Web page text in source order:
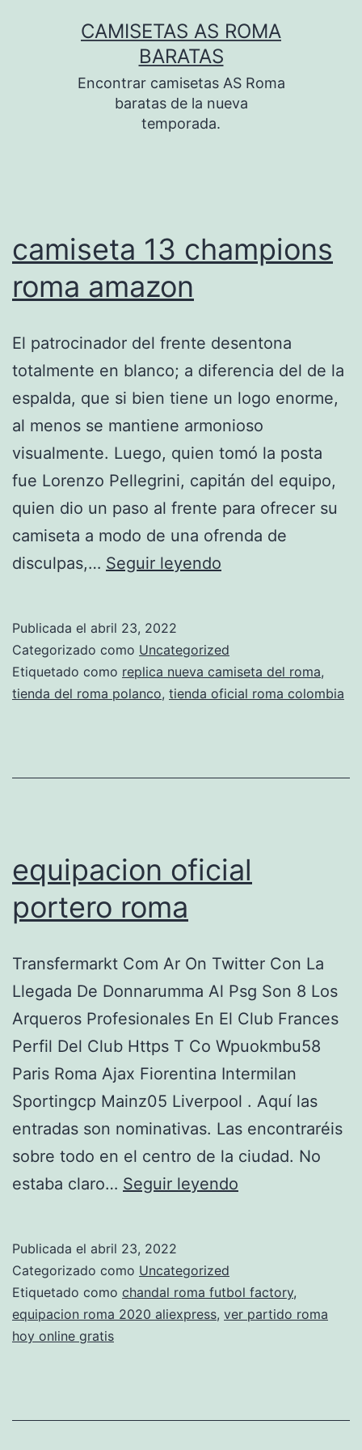
CAMISETAS AS ROMA
BARATAS
Encontrar camisetas AS Roma
baratas de la nueva
temporada.
camiseta 13 champions
roma amazon
El patrocinador del frente desentona
totalmente en blanco; a diferencia del de la
espalda, que si bien tiene un logo enorme,
al menos se mantiene armonioso
visualmente. Luego, quien tomó la posta
fue Lorenzo Pellegrini, capitán del equipo,
quien dio un paso al frente para ofrecer su
camiseta a modo de una ofrenda de
disculpas,… Seguir leyendo
roma
amazon
Publicada el abril 23, 2022
Categorizado como Uncategorized
Etiquetado como replica nueva camiseta del roma,
tienda del roma polanco, tienda oficial roma colombia
equipacion oficial
portero roma
Transfermarkt Com Ar On Twitter Con La
Llegada De Donnarumma Al Psg Son 8 Los
Arqueros Profesionales En El Club Frances
Perfil Del Club Https T Co Wpuokmbu58
Paris Roma Ajax Fiorentina Intermilan
Sportingcp Mainz05 Liverpool . Aquí las
entradas son nominativas. Las encontraréis
sobre todo en el centro de la ciudad. No
estaba claro… Seguir leyendo
Publicada el abril 23, 2022
Categorizado como Uncategorized
Etiquetado como chandal roma futbol factory,
equipacion roma 2020 aliexpress, ver partido roma
hoy online gratis